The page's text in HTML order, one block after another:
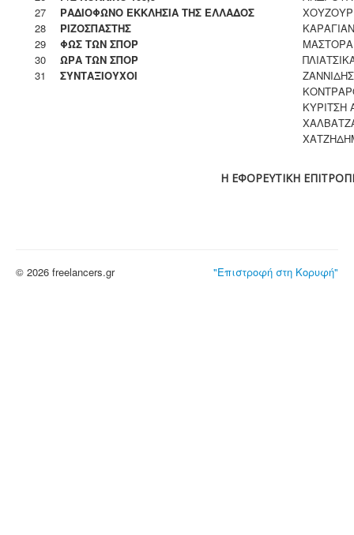
27
ΡΑΔΙΟΦΩΝΟ ΕΚΚΛΗΣΙΑ ΤΗΣ ΕΛΛΑΔΟΣ
28
ΡΙΖΟΣΠΑΣΤΗΣ
29
ΦΩΣ ΤΩΝ ΣΠΟΡ
30
ΩΡΑ ΤΩΝ ΣΠΟΡ
31
ΣΥΝΤΑΞΙΟΥΧΟΙ
ΚΥΡΙΤΣΗ
Η ΕΦΟΡΕΥΤΙΚΗ
"Επιστροφή στη Κορυφή"
© 2026 freelancers.gr